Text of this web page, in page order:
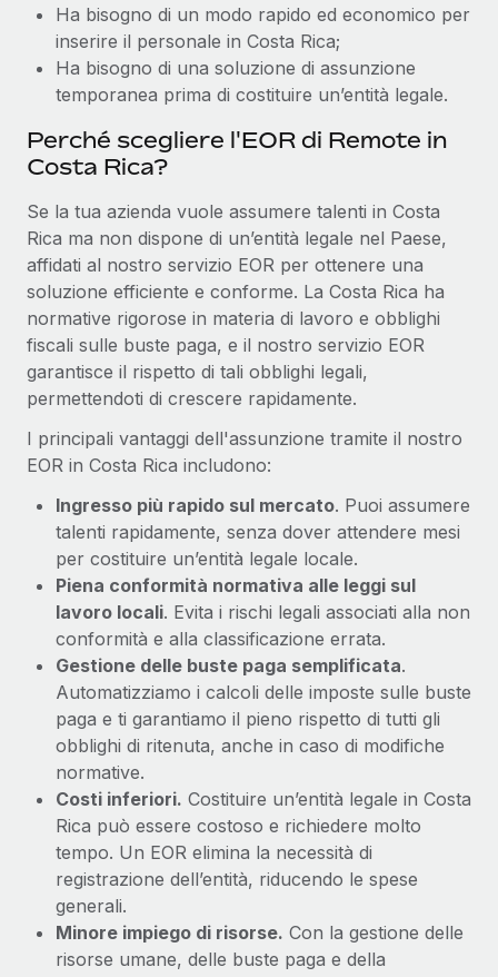
Ha bisogno di un modo rapido ed economico per
inserire il personale in Costa Rica;
Ha bisogno di una soluzione di assunzione
temporanea prima di costituire un’entità legale.
Perché scegliere l'EOR di Remote in
Costa Rica?
Se la tua azienda vuole assumere talenti in Costa
Rica ma non dispone di un’entità legale nel Paese,
affidati al nostro servizio EOR per ottenere una
soluzione efficiente e conforme. La Costa Rica ha
normative rigorose in materia di lavoro e obblighi
fiscali sulle buste paga, e il nostro servizio EOR
garantisce il rispetto di tali obblighi legali,
permettendoti di crescere rapidamente.
I principali vantaggi dell'assunzione tramite il nostro
EOR in Costa Rica includono:
Ingresso più rapido sul mercato. Puoi assumere
talenti rapidamente, senza dover attendere mesi
per costituire un’entità legale locale.
Piena conformità normativa alle leggi sul
lavoro locali. Evita i rischi legali associati alla non
conformità e alla classificazione errata.
Gestione delle buste paga semplificata.
Automatizziamo i calcoli delle imposte sulle buste
paga e ti garantiamo il pieno rispetto di tutti gli
obblighi di ritenuta, anche in caso di modifiche
normative.
Costi inferiori. Costituire un’entità legale in Costa
Rica può essere costoso e richiedere molto
tempo. Un EOR elimina la necessità di
registrazione dell’entità, riducendo le spese
generali.
Minore impiego di risorse. Con la gestione delle
risorse umane, delle buste paga e della